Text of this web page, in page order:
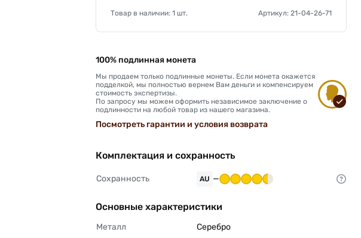
Товар в наличии: 1 шт. Артикул: 21-04-26-71
100% подлинная монета
Мы продаем только подлинные монеты. Если монета окажется
подделкой, мы полностью вернем Вам деньги и компенсируем
стоимость экспертизы.
По запросу мы можем оформить независимое заключение о
подлинности на любой товар из нашего магазина.
Посмотреть гарантии и условия возврата
Комплектация и сохранность
Сохранность AU —
Основные характеристики
Металл
Серебро